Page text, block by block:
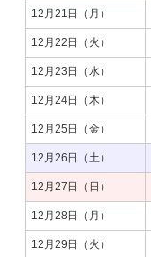
12月21日（月）
12月22日（火）
12月23日（水）
12月24日（木）
12月25日（金）
12月26日（土）
12月27日（日）
12月28日（月）
12月29日（火）